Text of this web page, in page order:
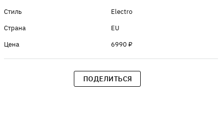
Стиль
Electro
Страна
EU
Цена
6990 ₽
ПОДЕЛИТЬСЯ